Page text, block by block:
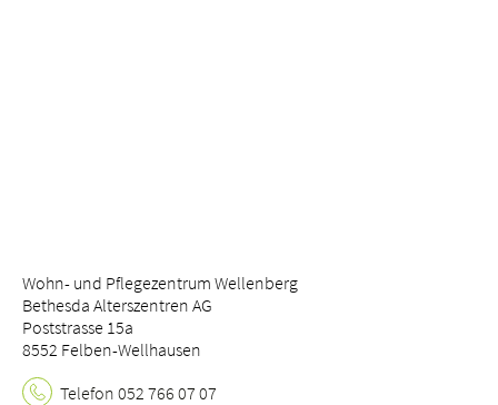
Wohn- und Pflegezentrum Wellenberg
Bethesda Alterszentren AG
Poststrasse 15a
8552 Felben-Wellhausen
Telefon 052 766 07 07